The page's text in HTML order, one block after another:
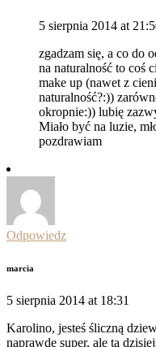
5 sierpnia 2014 at
zgadzam się, a co do
na naturalność to coś
make up (nawet z
naturalność?:))
okropnie:)) lubię
Miało być na luzie,
pozdrawiam
Odpowiedz
marcia
5 sierpnia 2014 at 18:31
Karolino, jesteś śliczną
naprawdę super, ale ta